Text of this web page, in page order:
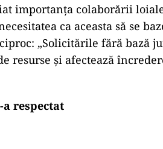
importanța colaborării
ca aceasta să se
„Solicitările fără bază
resurse și afectează
a respectat